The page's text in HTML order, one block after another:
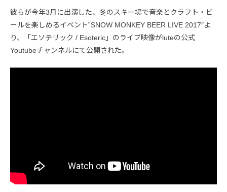
彼らが今年3月に出演した、冬のスキー場で音楽とクラフト・ビ
ールを楽しめるイベント”SNOW MONKEY BEER LIVE 2017″よ
り、「エソテリック / Esoteric」のライブ映像がluteの公式
Youtubeチャンネルにて公開された。